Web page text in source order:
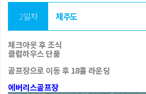
2일차 제주도
체크아웃 후 조식
클럽하우스 단품
골프장으로 이동 후 18홀 라운딩
에버리스골프장